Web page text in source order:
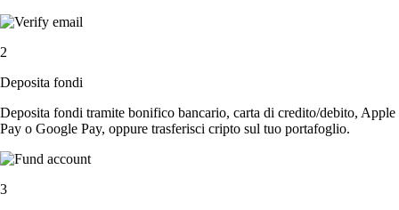
2
Deposita fondi
Deposita fondi tramite bonifico bancario, carta di credito/debito, Apple
Pay o Google Pay, oppure trasferisci cripto sul tuo portafoglio.
3